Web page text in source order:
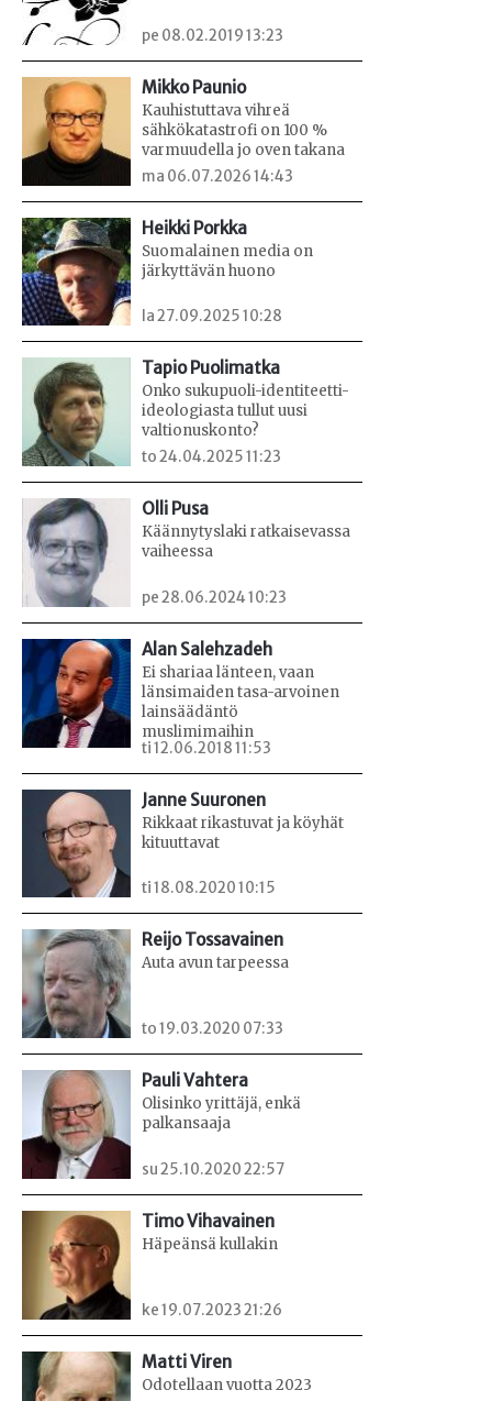
pe 08.02.2019 13:23
Mikko Paunio
Kauhistuttava vihreä
sähkökatastrofi on 100 %
varmuudella jo oven takana
ma 06.07.2026 14:43
Heikki Porkka
Suomalainen media on
järkyttävän huono
la 27.09.2025 10:28
Tapio Puolimatka
Onko sukupuoli-identiteetti-
ideologiasta tullut uusi
valtionuskonto?
to 24.04.2025 11:23
Olli Pusa
Käännytyslaki ratkaisevassa
vaiheessa
pe 28.06.2024 10:23
Alan Salehzadeh
Ei shariaa länteen, vaan
länsimaiden tasa-arvoinen
lainsäädäntö
muslimimaihin
ti 12.06.2018 11:53
Janne Suuronen
Rikkaat rikastuvat ja köyhät
kituuttavat
ti 18.08.2020 10:15
Reijo Tossavainen
Auta avun tarpeessa
to 19.03.2020 07:33
Pauli Vahtera
Olisinko yrittäjä, enkä
palkansaaja
su 25.10.2020 22:57
Timo Vihavainen
Häpeänsä kullakin
ke 19.07.2023 21:26
Matti Viren
Odotellaan vuotta 2023